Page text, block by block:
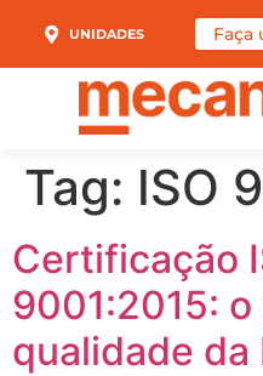
UNIDADES Faça
Tag: ISO
Certificação
9001:2015:
qualidade da